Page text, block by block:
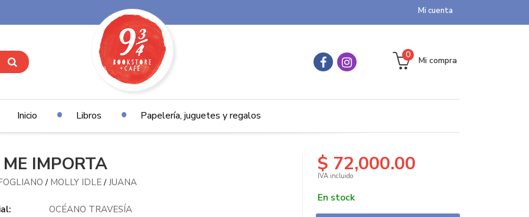
Mi cuenta
Mi compra
0
Inicio Libros Papelería, juguetes y regalos
IMPORTA
/ MOLLY IDLE/ JUANA
OCÉANO TRAVESÍA
$ 72,000.00
IVA incluido
En stock